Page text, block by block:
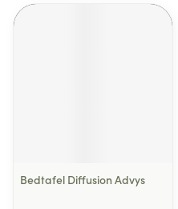
Bedtafel Diffusion Advys